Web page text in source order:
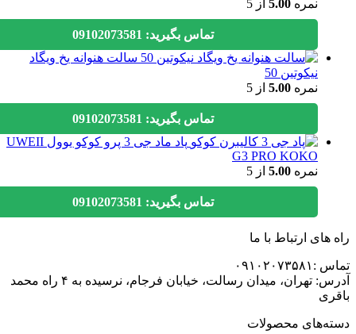
نمره5.00 از 5
تماس بگیرید: 09102073581
سالت هنوانه یخ ویگاد
نیکوتین 50
نمره5.00 از 5
تماس بگیرید: 09102073581
پاد ماد جی 3 پرو کوکو یوول UWEII
G3 PRO KOKO
نمره5.00 از 5
تماس بگیرید: 09102073581
ارتباط با ما
آدرس: تهران، میدان رسالت، خیابان فرجام، نرسیده به ۴ راه محمد
محصولات